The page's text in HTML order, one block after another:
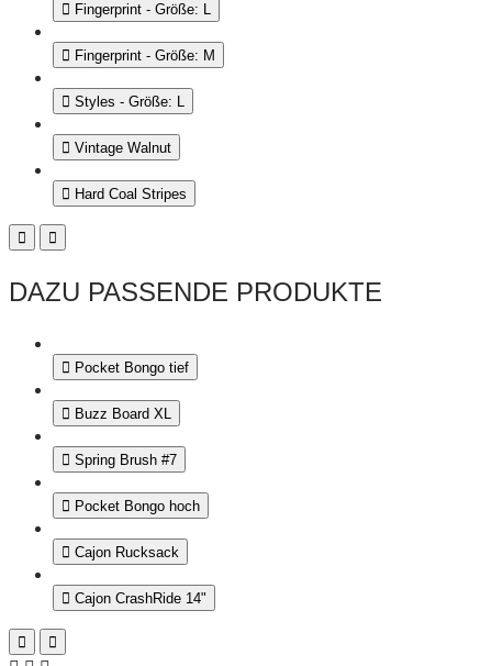
Fingerprint - Größe: L
Fingerprint - Größe: M
Styles - Größe: L
Vintage Walnut
Hard Coal Stripes
DAZU PASSENDE PRODUKTE
Pocket Bongo tief
Buzz Board XL
Spring Brush #7
Pocket Bongo hoch
Cajon Rucksack
Cajon CrashRide 14"